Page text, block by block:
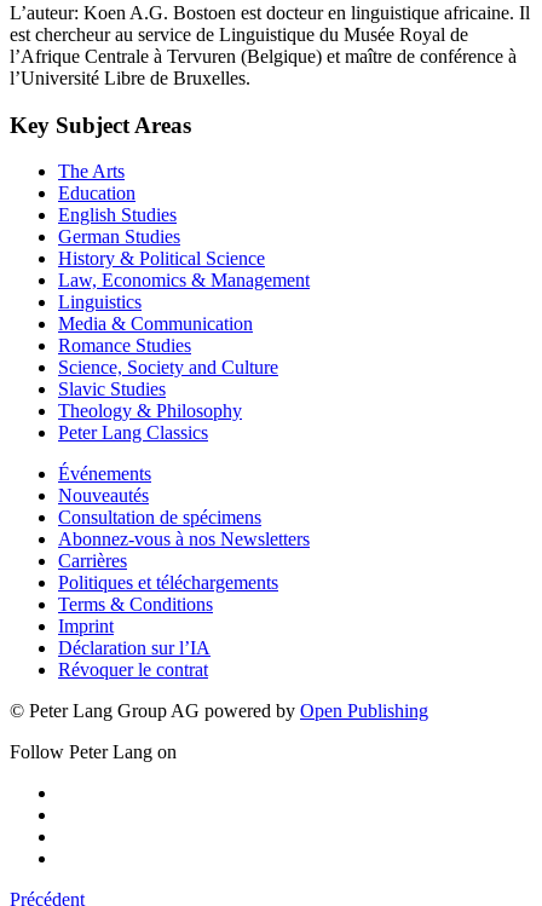
L’auteur: Koen A.G. Bostoen est docteur en linguistique africaine. Il
est chercheur au service de Linguistique du Musée Royal de
l’Afrique Centrale à Tervuren (Belgique) et maître de conférence à
l’Université Libre de Bruxelles.
Key Subject Areas
The Arts
Education
English Studies
German Studies
History & Political Science
Law, Economics & Management
Linguistics
Media & Communication
Romance Studies
Science, Society and Culture
Slavic Studies
Theology & Philosophy
Peter Lang Classics
Événements
Nouveautés
Consultation de spécimens
Abonnez-vous à nos Newsletters
Carrières
Politiques et téléchargements
Terms & Conditions
Imprint
Déclaration sur l’IA
Révoquer le contrat
© Peter Lang Group AG powered by Open Publishing
Follow Peter Lang on
Précédent